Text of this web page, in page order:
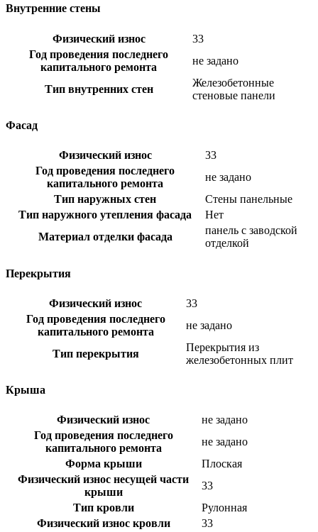
Внутренние стены
Физический износ
33
Год проведения последнего
капитального ремонта
не задано
Тип внутренних стен
Железобетонные
стеновые панели
Фасад
Физический износ
33
Год проведения последнего
капитального ремонта
не задано
Тип наружных стен
Стены панельные
Тип наружного утепления фасада
Нет
Материал отделки фасада
панель с заводской
отделкой
Перекрытия
Физический износ
33
Год проведения последнего
капитального ремонта
не задано
Тип перекрытия
Перекрытия из
железобетонных плит
Крыша
Физический износ
не задано
Год проведения последнего
капитального ремонта
не задано
Форма крыши
Плоская
Физический износ несущей части
крыши
33
Тип кровли
Рулонная
Физический износ кровли
33